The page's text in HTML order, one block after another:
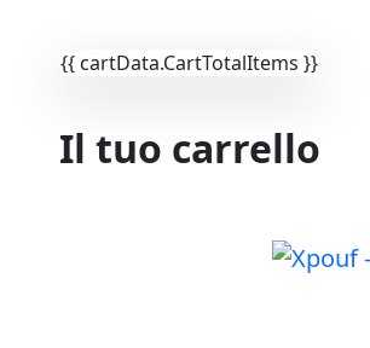
{{ cartData.CartTotalItems }}
Il tuo carrello
che tutti gli ordini provenienti